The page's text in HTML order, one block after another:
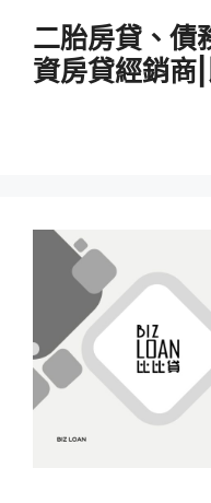
二胎房貸、債
資房貸經銷商